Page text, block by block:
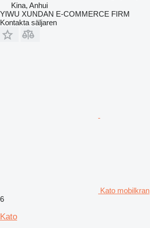
Kina, Anhui
YIWU XUNDAN E-COMMERCE FIRM
Kontakta säljaren
Kato mobilkran
6
Kato